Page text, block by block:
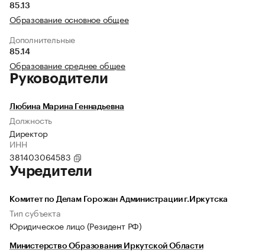
85.13
Образование основное общее
Дополнительные
85.14
Образование среднее общее
Руководители
Любина Марина Геннадьевна
Должность
Директор
ИНН
381403064583
Учредители
Комитет по Делам Горожан Администрации г.Иркутска
Тип субъекта
Юридическое лицо (Резидент РФ)
Министерство Образования Иркутской Области